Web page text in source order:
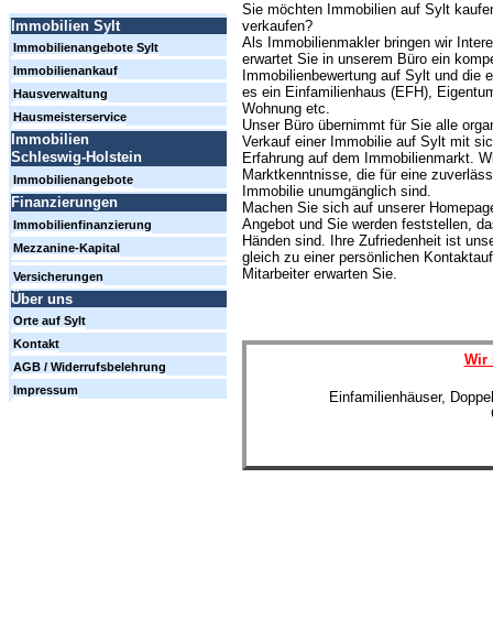
Sie möchten Immobilien auf Sylt
verkaufen?
Als Immobilienmakler bringen wir
erwartet Sie in unserem Büro ein
Immobilienbewertung auf Sylt und die
es ein Einfamilienhaus (EFH),
Wohnung etc.
Unser Büro übernimmt für Sie alle
Verkauf einer Immobilie auf Sylt mit
Erfahrung auf dem Immobilienmarkt.
Marktkenntnisse, die für eine
Immobilie unumgänglich sind.
Machen Sie sich auf unserer
Angebot und Sie werden feststellen,
Händen sind. Ihre Zufriedenheit ist
gleich zu einer persönlichen
Mitarbeiter erwarten Sie.
Wir
Einfamilienhäuser,
Immobilien Sylt
Immobilienangebote Sylt
Immobilienankauf
Hausverwaltung
Hausmeisterservice
Immobilien
Schleswig-Holstein
Immobilienangebote
Finanzierungen
Immobilienfinanzierung
Mezzanine-Kapital
Versicherungen
Über uns
Orte auf Sylt
Kontakt
AGB / Widerrufsbelehrung
Impressum